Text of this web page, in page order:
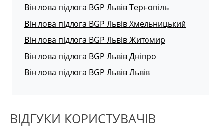
Вінілова підлога BGP Львів Тернопіль
Вінілова підлога BGP Львів Хмельницький
Вінілова підлога BGP Львів Житомир
Вінілова підлога BGP Львів Дніпро
Вінілова підлога BGP Львів Львів
ВІДГУКИ КОРИСТУВАЧІВ